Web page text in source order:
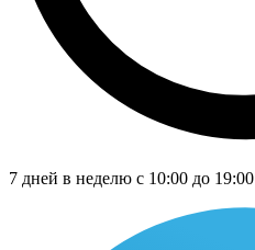
7 дней в неделю с 10:00 до 19:00